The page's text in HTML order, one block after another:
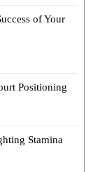
of Your
Positioning
Stamina